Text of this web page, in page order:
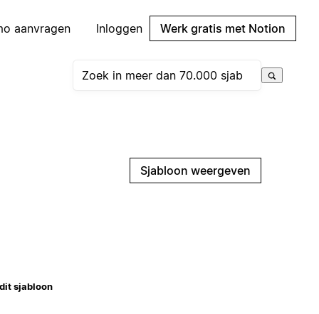
aanvragen Inloggen Werk gratis met Notion
Sjabloon weergeven
sjabloon